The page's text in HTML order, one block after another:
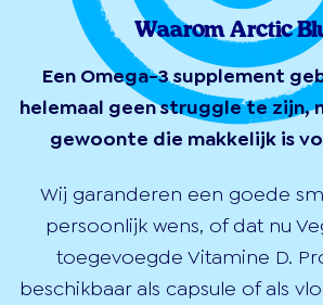
Waarom Arctic
Een Omega-3 supplement
helemaal geen struggle te zijn,
gewoonte die makkelijk is
Wij garanderen een goede
persoonlijk wens, of dat nu
toegevoegde Vitamine D.
beschikbaar als capsule of als